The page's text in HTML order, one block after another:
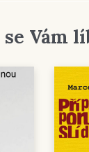
se Vám